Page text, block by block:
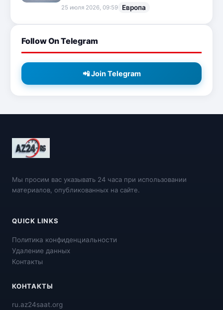
25 июля 2026, 09:59 Европа
Follow On Telegram
📲 Join Telegram
Мы просим вас указывать 24 часа при использовании
материалов, опубликованных на сайте.
QUICK LINKS
Политика конфиденциальности
Удаление данных
Контакты
КОНТАКТЫ
ru.az24saat.org